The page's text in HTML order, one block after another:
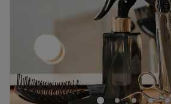
Jat and Co, situé dans le 12e
un salon de coiffure au style design et
détail a été pensé pour vous.
à une expérience de beauté sur